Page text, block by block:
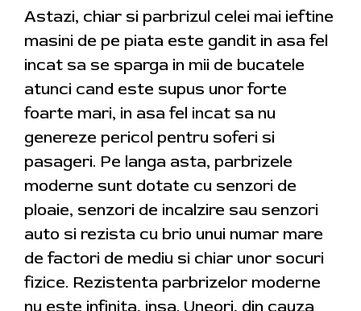
Astazi, chiar si parbrizul celei mai ieftine
masini de pe piata este gandit in asa fel
incat sa se sparga in mii de bucatele
atunci cand este supus unor forte
foarte mari, in asa fel incat sa nu
genereze pericol pentru soferi si
pasageri. Pe langa asta, parbrizele
moderne sunt dotate cu senzori de
ploaie, senzori de incalzire sau senzori
auto si rezista cu brio unui numar mare
de factori de mediu si chiar unor socuri
fizice. Rezistenta parbrizelor moderne
nu este infinita, insa. Uneori, din cauza